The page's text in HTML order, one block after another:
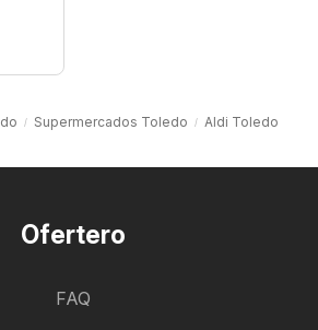
Supermercados Toledo Aldi Toledo
Ofertero
FAQ